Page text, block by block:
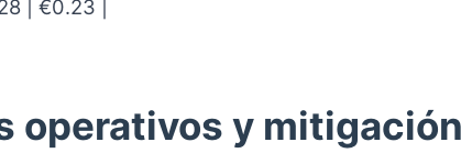
| €0.23 |
operativos y mitigación